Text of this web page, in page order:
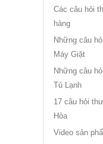
Các câu hỏi
hàng
Những câu
Máy Giặt
Những câu
Tủ Lạnh
17 câu hỏi
Hòa
Video sản